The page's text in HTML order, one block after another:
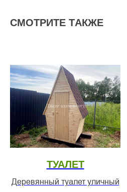
СМOТРИТE ТAКЖE
ТУАЛЕТ
Деревянный туалет уличный